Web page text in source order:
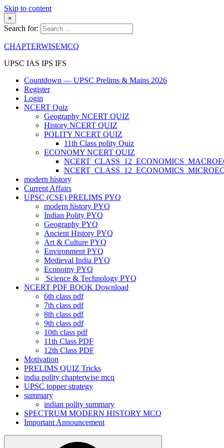
Skip to content
×
Search for:
CHAPTERWISEMCQ
UPSC IAS IPS IFS
Countdown — UPSC Prelims & Mains 2026
Register
Login
NCERT Quiz
Geography NCERT QUIZ
History NCERT QUIZ
POLITY NCERT QUIZ
11th Class polity Quiz
ECONOMY NCERT QUIZ
modern history
Current Affairs
UPSC (CSE) PRELIMS PYQ
modern history PYQ
Indian Polity PYQ
Geography PYQ
Ancient History PYQ
Art & Culture PYQ
Environment PYQ
Medieval India PYQ
Economy PYQ
Science & Technology PYQ
NCERT PDF BOOK Download
6th class pdf
7th class pdf
8th class pdf
9th class pdf
10th class pdf
11th Class PDF
12th Class PDF
Motivation
PRELIMS QUIZ Tricks
india polity chapterwise mcq
UPSC topper strategy
summary
indian polity summary
SPECTRUM MODERN HISTORY MCQ
Important Announcement